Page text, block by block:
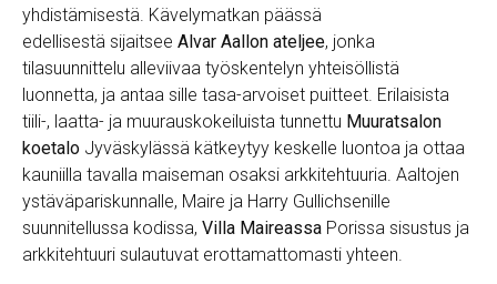
yhdistämisestä. Kävelymatkan päässä
edellisestä sijaitsee Alvar Aallon ateljee, jonka
tilasuunnittelu alleviivaa työskentelyn yhteisöllistä
luonnetta, ja antaa sille tasa-arvoiset puitteet. Erilaisista
tiili-, laatta- ja muurauskokeiluista tunnettu Muuratsalon
koetalo Jyväskylässä kätkeytyy keskelle luontoa ja ottaa
kauniilla tavalla maiseman osaksi arkkitehtuuria. Aaltojen
ystäväpariskunnalle, Maire ja Harry Gullichsenille
suunnitellussa kodissa, Villa Maireassa Porissa sisustus ja
arkkitehtuuri sulautuvat erottamattomasti yhteen.